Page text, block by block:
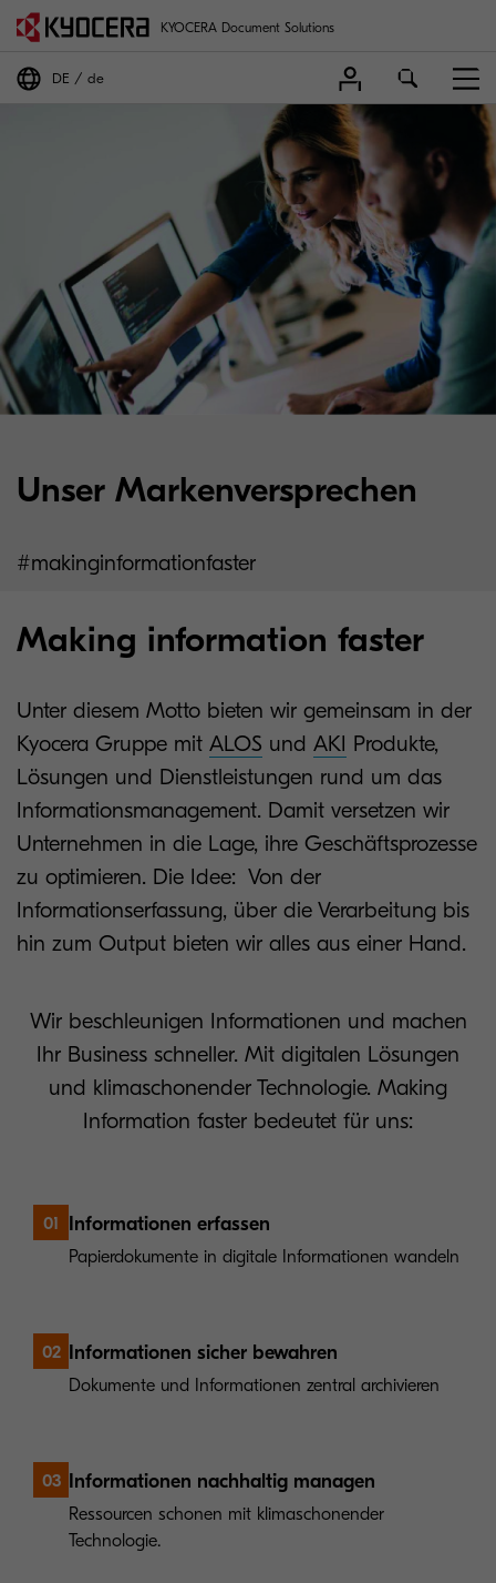
KYOCERA Document Solutions
DE de
Unser Markenversprechen
#makinginformationfaster
Making information faster
Unter diesem Motto bieten wir gemeinsam in der
Kyocera Gruppe mit ALOS und AKI Produkte,
Lösungen und Dienstleistungen rund um das
Informationsmanagement. Damit versetzen wir
Unternehmen in die Lage, ihre Geschäftsprozesse
zu optimieren. Die Idee: Von der
Informationserfassung, über die Verarbeitung bis
hin zum Output bieten wir alles aus einer Hand.
Wir beschleunigen Informationen und machen
Ihr Business schneller. Mit digitalen Lösungen
und klimaschonender Technologie. Making
Information faster bedeutet für uns:
01 Informationen erfassen
Papierdokumente in digitale Informationen wandeln
02 Informationen sicher bewahren
Dokumente und Informationen zentral archivieren
03 Informationen nachhaltig managen
Ressourcen schonen mit klimaschonender
Technologie.